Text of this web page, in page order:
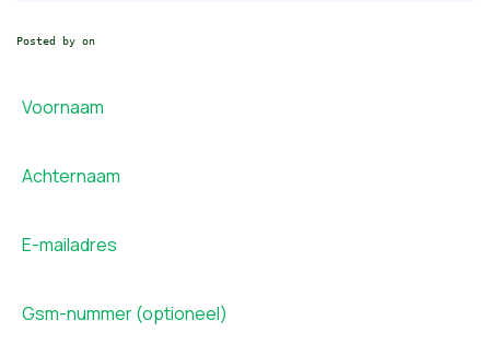
Posted by on
Voornaam
Achternaam
E-mailadres
Gsm-nummer (optioneel)